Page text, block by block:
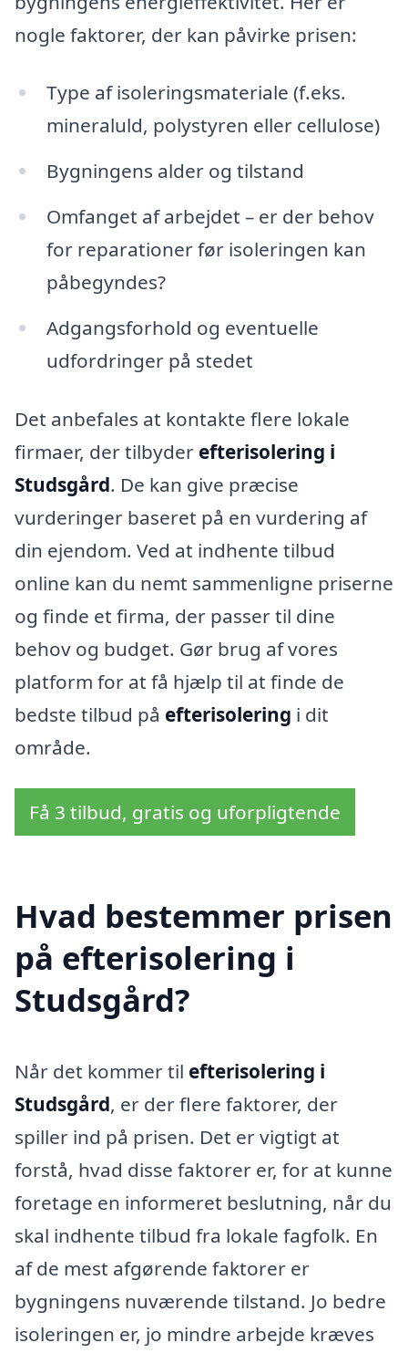
nogle faktorer, der kan påvirke prisen:
Type af isoleringsmateriale (f.eks.
mineraluld, polystyren eller cellulose)
Bygningens alder og tilstand
Omfanget af arbejdet – er der behov
for reparationer før isoleringen kan
påbegyndes?
Adgangsforhold og eventuelle
udfordringer på stedet
Det anbefales at kontakte flere lokale
firmaer, der tilbyder efterisolering i
Studsgård. De kan give præcise
vurderinger baseret på en vurdering af
din ejendom. Ved at indhente tilbud
online kan du nemt sammenligne priserne
og finde et firma, der passer til dine
behov og budget. Gør brug af vores
platform for at få hjælp til at finde de
bedste tilbud på efterisolering i dit
område.
Få 3 tilbud, gratis og uforpligtende
Hvad bestemmer prisen
på efterisolering i
Studsgård?
Når det kommer til efterisolering i
Studsgård, er der flere faktorer, der
spiller ind på prisen. Det er vigtigt at
forstå, hvad disse faktorer er, for at kunne
foretage en informeret beslutning, når du
skal indhente tilbud fra lokale fagfolk. En
af de mest afgørende faktorer er
bygningens nuværende tilstand. Jo bedre
isoleringen er, jo mindre arbejde kræves